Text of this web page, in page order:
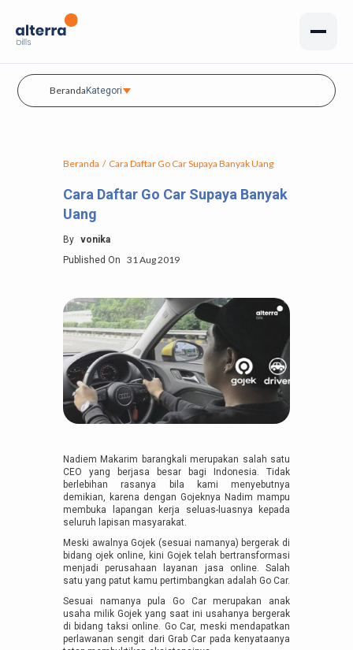
BerandaKategori
Beranda / Cara Daftar Go Car Supaya Banyak Uang
Cara Daftar Go Car Supaya Banyak
Uang
By vonika
Published On
31 Aug 2019
Nadiem Makarim barangkali merupakan salah satu
CEO yang berjasa besar bagi Indonesia. Tidak
berlebihan rasanya bila kami menyebutnya
demikian, karena dengan Gojeknya Nadim mampu
membuka lapangan kerja seluas-luasnya kepada
seluruh lapisan masyarakat.
Meski awalnya Gojek (sesuai namanya) bergerak di
bidang ojek online, kini Gojek telah bertransformasi
menjadi perusahaan layanan jasa online. Salah
satu yang patut kamu pertimbangkan adalah Go Car.
Sesuai namanya pula Go Car merupakan anak
usaha milik Gojek yang saat ini usahanya bergerak
di bidang taksi online. Go Car, meski mendapatkan
perlawanan sengit dari Grab Car pada kenyataanya